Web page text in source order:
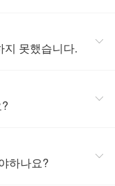
지 못했습니다.
하나요?